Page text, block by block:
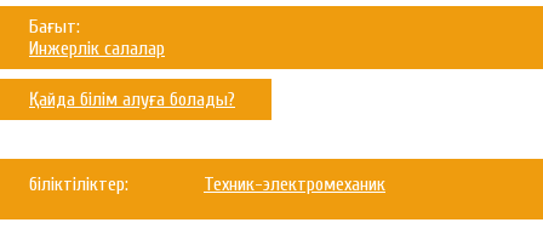
Бағыт:
Инжерлік салалар
Қайда білім алуға болады?
біліктіліктер: Техник-электромеханик